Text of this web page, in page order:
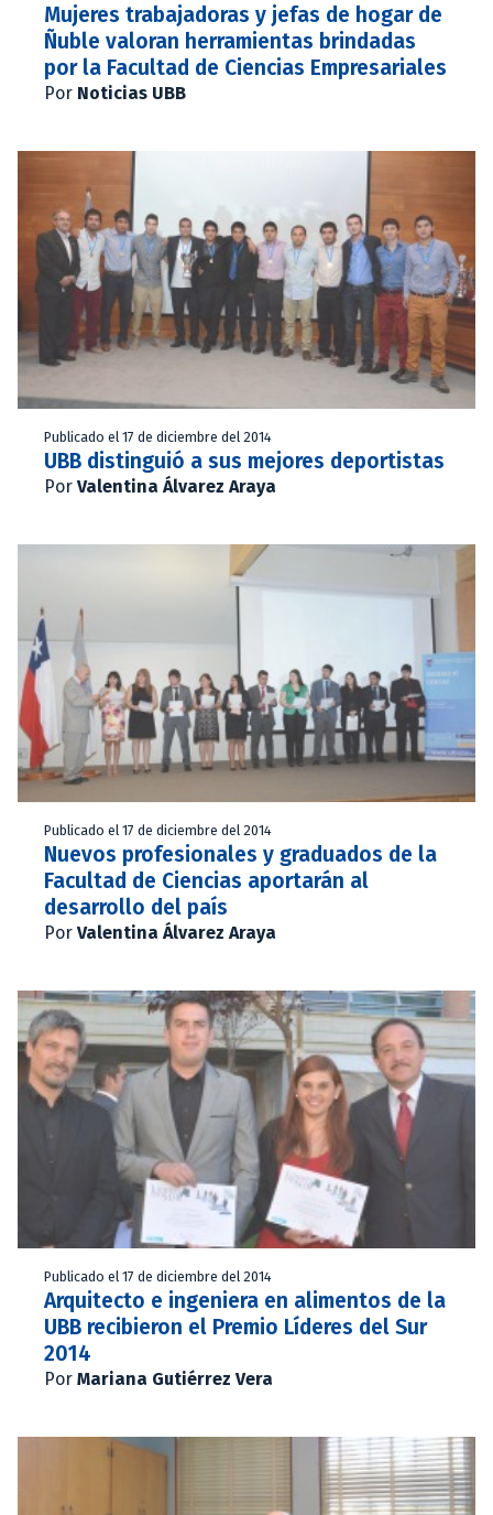
Mujeres trabajadoras y jefas de hogar de
Ñuble valoran herramientas brindadas
por la Facultad de Ciencias Empresariales
Por Noticias UBB
Publicado el 17 de diciembre del 2014
UBB distinguió a sus mejores deportistas
Por Valentina Álvarez Araya
Publicado el 17 de diciembre del 2014
Nuevos profesionales y graduados de la
Facultad de Ciencias aportarán al
desarrollo del país
Por Valentina Álvarez Araya
Publicado el 17 de diciembre del 2014
Arquitecto e ingeniera en alimentos de la
UBB recibieron el Premio Líderes del Sur
2014
Por Mariana Gutiérrez Vera